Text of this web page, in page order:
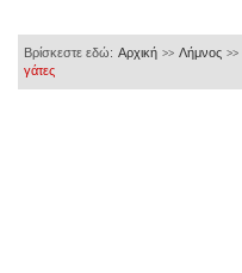
Βρίσκεστε εδώ: Αρχική >> Λήμνος >>
γάτες